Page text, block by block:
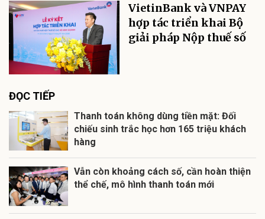
VietinBank và VNPAY
hợp tác triển khai Bộ
giải pháp Nộp thuế số
ĐỌC TIẾP
Thanh toán không dùng tiền mặt: Đối
chiếu sinh trắc học hơn 165 triệu khách
hàng
Vẫn còn khoảng cách số, cần hoàn thiện
thể chế, mô hình thanh toán mới